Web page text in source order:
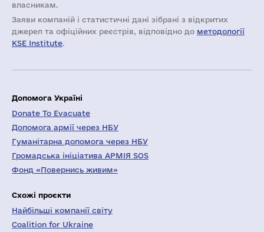
власникам.
Заяви компаній i статистичні дані зібрані з відкритих
джерел та офіційних реєстрів, відповідно до методології
KSE Institute.
Допомога Україні
Donate To Evacuate
Допомога армії через НБУ
Гуманітарна допомога через НБУ
Громадська ініціатива АРМІЯ SOS
Фонд «Повернись живим»
Схожі проєкти
Найбільші компанії світу
Coalition for Ukraine